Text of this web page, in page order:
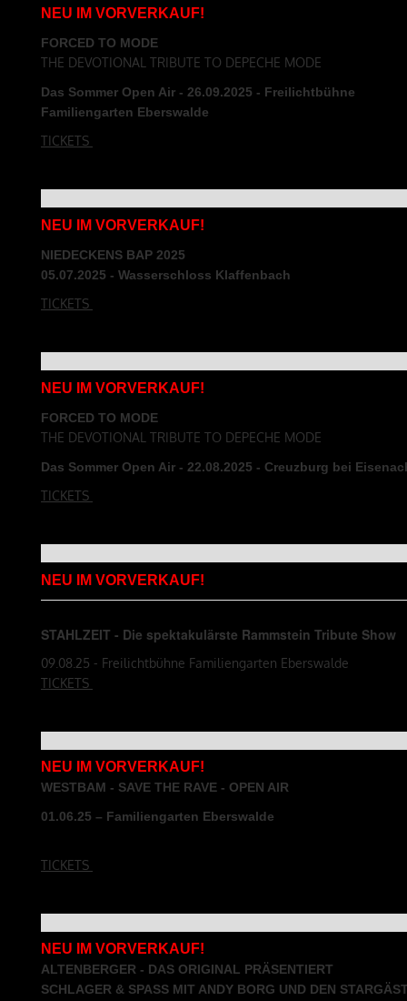
NEU IM VORVERKAUF!
FORCED TO MODE
THE DEVOTIONAL TRIBUTE TO DEPECHE MODE
Das Sommer Open Air - 26.09.2025 - Freilichtbühne
Familiengarten Eberswalde
TICKETS
NEU IM VORVERKAUF!
NIEDECKENS BAP 2025
05.07.2025 - Wasserschloss Klaffenbach
TICKETS
NEU IM VORVERKAUF!
FORCED TO MODE
THE DEVOTIONAL TRIBUTE TO DEPECHE MODE
Das Sommer Open Air - 22.08.2025 - Creuzburg bei
TICKETS
NEU IM VORVERKAUF!
STAHLZEIT - Die spektakulärste Rammstein Tribute Show
09.08.25 - Freilichtbühne Familiengarten Eberswalde
TICKETS
NEU IM VORVERKAUF!
WESTBAM - SAVE THE RAVE - OPEN AIR
01.06.25 – Familiengarten Eberswalde
TICKETS
NEU IM VORVERKAUF!
ALTENBERGER - DAS ORIGINAL PRÄSENTIERT
SCHLAGER & SPASS MIT ANDY BORG UND DEN